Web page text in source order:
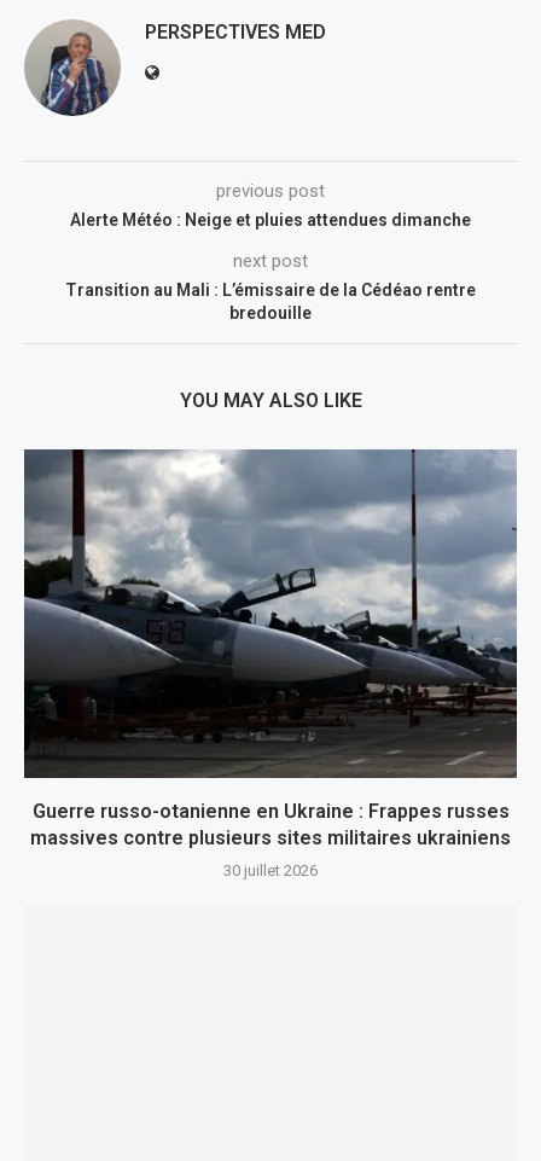
PERSPECTIVES MED
previous post
Alerte Météo : Neige et pluies attendues dimanche
next post
Transition au Mali : L’émissaire de la Cédéao rentre
bredouille
YOU MAY ALSO LIKE
Guerre russo-otanienne en Ukraine : Frappes russes
massives contre plusieurs sites militaires ukrainiens
30 juillet 2026